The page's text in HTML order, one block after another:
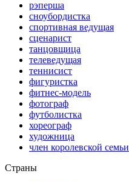
рэперша
сноубордистка
спортивная ведущая
сценарист
танцовщица
телеведущая
теннисист
фигуристка
фитнес-модель
фотограф
футболистка
хореограф
художница
член королевской семьи
Страны